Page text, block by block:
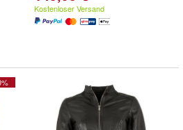
Kostenloser Versand